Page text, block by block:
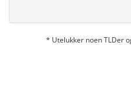
* Utelukker noen TLDer